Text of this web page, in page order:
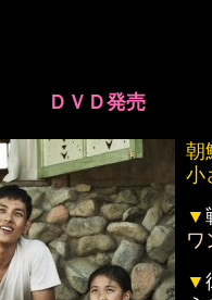
ＤＶＤ発売
朝
小
▼
ワ
▼